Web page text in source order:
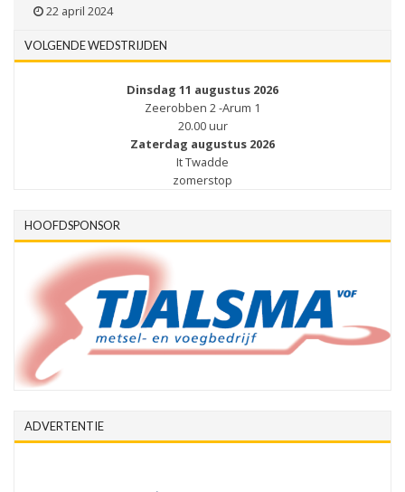
22 april 2024
VOLGENDE WEDSTRIJDEN
Dinsdag 11 augustus 2026
Zeerobben 2 -Arum 1
20.00 uur
Zaterdag augustus 2026
It Twadde
zomerstop
HOOFDSPONSOR
ADVERTENTIE